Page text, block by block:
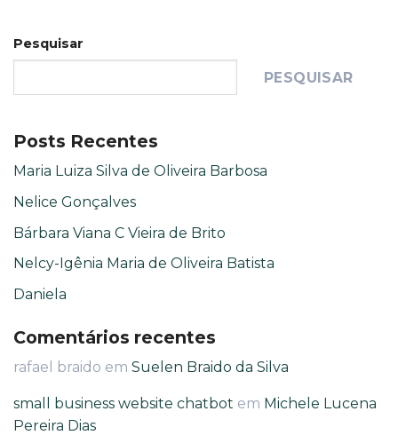
Pesquisar
PESQUISAR
Posts Recentes
Maria Luiza Silva de Oliveira Barbosa
Nelice Gonçalves
Bárbara Viana C Vieira de Brito
Nelcy-Igênia Maria de Oliveira Batista
Daniela
Comentários recentes
rafael braido em Suelen Braido da Silva
small business website chatbot em Michele Lucena
Pereira Dias